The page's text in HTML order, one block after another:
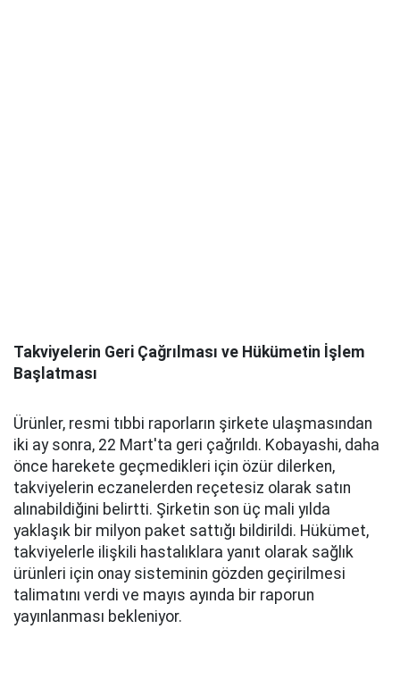
Takviyelerin Geri Çağrılması ve Hükümetin İşlem
Başlatması
Ürünler, resmi tıbbi raporların şirkete ulaşmasından
iki ay sonra, 22 Mart'ta geri çağrıldı. Kobayashi, daha
önce harekete geçmedikleri için özür dilerken,
takviyelerin eczanelerden reçetesiz olarak satın
alınabildiğini belirtti. Şirketin son üç mali yılda
yaklaşık bir milyon paket sattığı bildirildi. Hükümet,
takviyelerle ilişkili hastalıklara yanıt olarak sağlık
ürünleri için onay sisteminin gözden geçirilmesi
talimatını verdi ve mayıs ayında bir raporun
yayınlanması bekleniyor.